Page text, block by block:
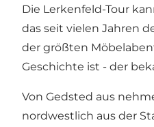
Die Lerkenfeld-Tour
das seit vielen Jahren
der größten
Geschichte ist - der
Von Gedsted aus
nordwestlich aus der